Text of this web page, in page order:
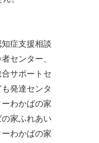
症支援相談
センター、
サポートセ
発達センタ
わかばの家
家ふれあい
わかばの家